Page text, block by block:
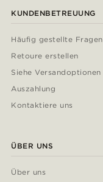
KUNDENBETREUUNG
Häufig gestellte Fragen
Retoure erstellen
Siehe Versandoptionen
Auszahlung
Kontaktiere uns
ÜBER UNS
Über uns